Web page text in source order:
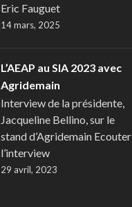
Eric Fauguet
14 mars, 2025
L’AEAP au SIA 2023 avec
Agridemain
Interview de la présidente,
Jacqueline Bellino, sur le
stand d’Agridemain Ecouter
l’interview
29 avril, 2023